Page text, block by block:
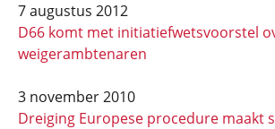
7 augustus 2012
D66 komt met initiatiefwetsvoorstel
weigerambtenaren
3 november 2010
Dreiging Europese procedure maakt